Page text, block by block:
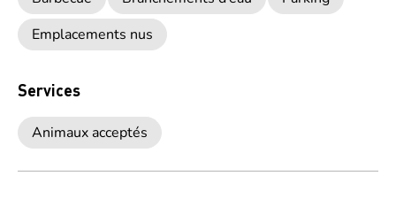
Emplacements nus
Services
Animaux acceptés